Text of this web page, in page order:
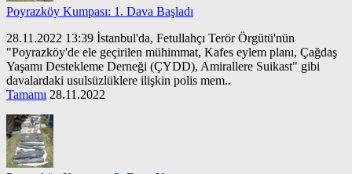
Poyrazköy Kumpası: 1. Dava Başladı
28.11.2022 13:39 İstanbul'da, Fetullahçı Terör Örgütü'nün
"Poyrazköy'de ele geçirilen mühimmat, Kafes eylem planı, Çağdaş
Yaşamı Destekleme Derneği (ÇYDD), Amirallere Suikast" gibi
davalardaki usulsüzlüklere ilişkin polis mem..
Tamamı 28.11.2022